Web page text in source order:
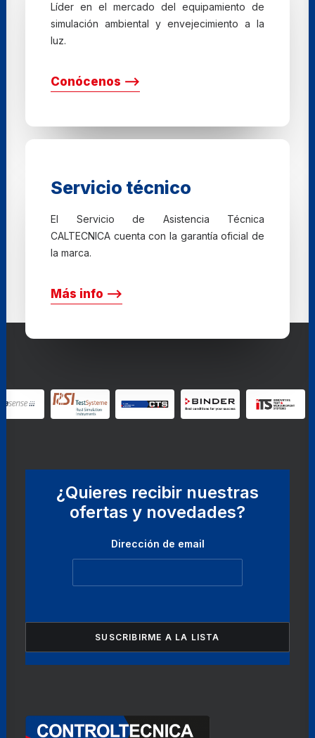
Líder en el mercado del equipamiento de
simulación ambiental y envejecimiento a la
luz.
Conócenos ⟶
Servicio técnico
El Servicio de Asistencia Técnica
CALTECNICA cuenta con la garantía oficial de
la marca.
Más info ⟶
¿Quieres recibir nuestras
ofertas y novedades?
Dirección de email